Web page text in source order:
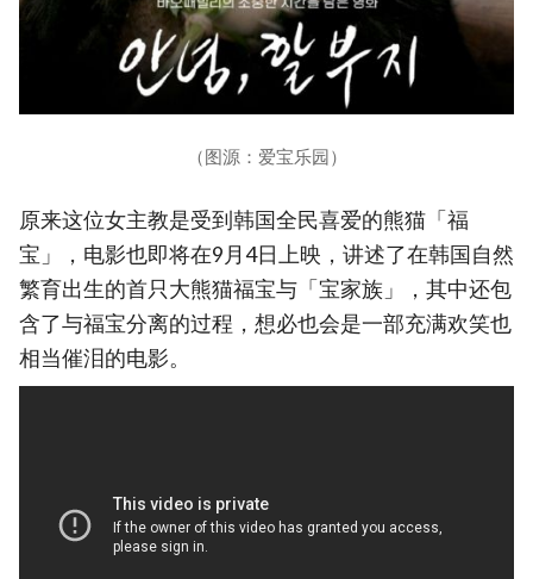
（图源：爱宝乐园）
原来这位女主教是受到韩国全民喜爱的熊猫「福
宝」，电影也即将在9月4日上映，讲述了在韩国自然
繁育出生的首只大熊猫福宝与「宝家族」，其中还包
含了与福宝分离的过程，想必也会是一部充满欢笑也
相当催泪的电影。